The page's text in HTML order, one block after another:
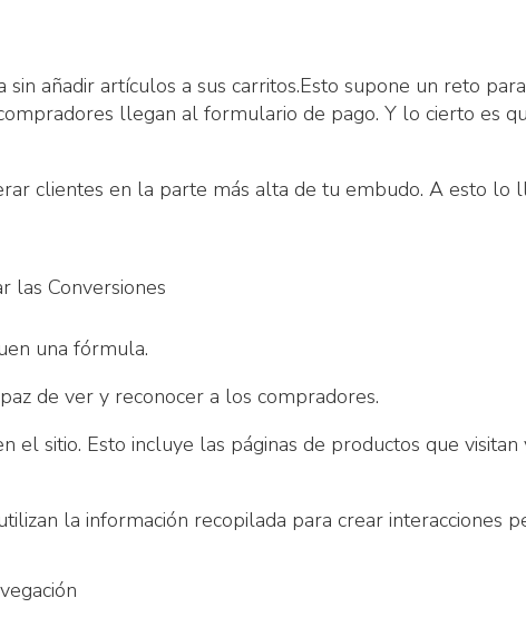
añadir artículos a sus carritos.Esto supone un reto
llegan al formulario de pago. Y lo cierto es
clientes en la parte más alta de tu embudo. A esto lo
las Conversiones
una fórmula.
de ver y reconocer a los compradores.
sitio. Esto incluye las páginas de productos que
la información recopilada para crear interacciones